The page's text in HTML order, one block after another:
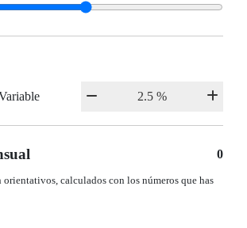
0
orientativos, calculados con los números que has